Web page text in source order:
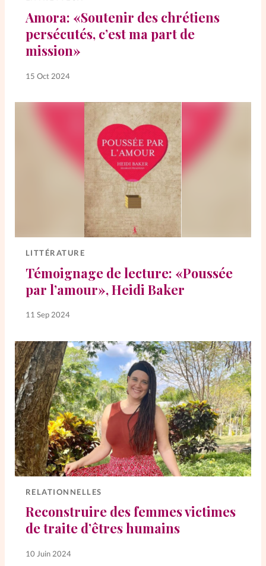
Amora: «Soutenir des chrétiens
persécutés, c’est ma part de
mission»
15 Oct 2024
LITTÉRATURE
Témoignage de lecture: «Poussée
par l’amour», Heidi Baker
11 Sep 2024
RELATIONNELLES
Reconstruire des femmes victimes
de traite d’êtres humains
10 Juin 2024